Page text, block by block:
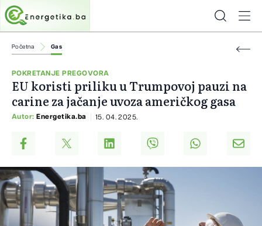
Početna Gas
POKRETANJE PREGOVORA
EU koristi priliku u Trumpovoj pauzi na
carine za jačanje uvoza američkog gasa
Autor: Energetika.ba 15. 04. 2025.